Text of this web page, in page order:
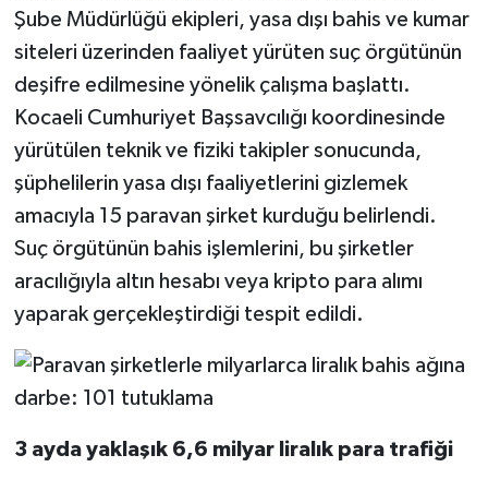
Şube Müdürlüğü ekipleri, yasa dışı bahis ve kumar
siteleri üzerinden faaliyet yürüten suç örgütünün
deşifre edilmesine yönelik çalışma başlattı.
Kocaeli Cumhuriyet Başsavcılığı koordinesinde
yürütülen teknik ve fiziki takipler sonucunda,
şüphelilerin yasa dışı faaliyetlerini gizlemek
amacıyla 15 paravan şirket kurduğu belirlendi.
Suç örgütünün bahis işlemlerini, bu şirketler
aracılığıyla altın hesabı veya kripto para alımı
yaparak gerçekleştirdiği tespit edildi.
3 ayda yaklaşık 6,6 milyar liralık para trafiği